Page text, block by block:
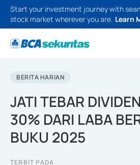
Start your investment journey with
stock market wherever you are. Learn
BERITA HARIAN
JATI TEBAR
30% DARI LABA
BUKU 2025
TERBIT PADA